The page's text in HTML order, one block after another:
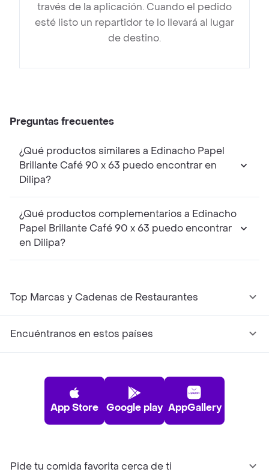
través de la aplicación. Cuando el pedido
esté listo un repartidor te lo llevará al lugar
de destino.
Preguntas frecuentes
¿Qué productos similares a Edinacho Papel
Brillante Café 90 x 63 puedo encontrar en
Dilipa?
¿Qué productos complementarios a Edinacho
Papel Brillante Café 90 x 63 puedo encontrar
en Dilipa?
Top Marcas y Cadenas de Restaurantes
Encuéntranos en estos países
App Store Google play AppGallery
Pide tu comida favorita cerca de ti